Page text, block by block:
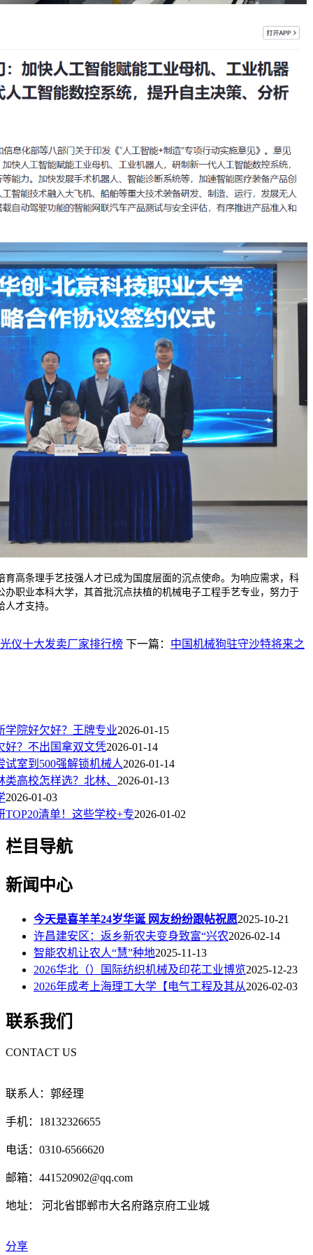
条理手艺技强人才已成为国度层面的沉点使命。为响应需求，科
办职业本科大学，其首批沉点扶植的机械电子工程手艺专业，努力于
才支持。
仪十大发卖厂家排行榜 下一篇： 中国机械狗驻守沙特将来之
学院好欠好？王牌专业2026-01-15
好？不出国拿双文凭2026-01-14
试室到500强解锁机械人2026-01-14
高校怎样选？北林、 2026-01-13
2026-01-03
TOP20清单！这些学校+专2026-01-02
栏目导航
新闻中心
今天是喜羊羊24岁华诞 网友纷纷跟帖祝愿2025-10-21
许昌建安区：返乡新农夫变身致富“兴农2026-02-14
智能农机让农人“慧”种地2025-11-13
2026华北（）国际纺织机械及印花工业博览2025-12-23
2026年成考上海理工大学【电气工程及其从2026-02-03
联系我们
CONTACT US
联系人：郭经理
手机：18132326655
电话：0310-6566620
邮箱：441520902@qq.com
地址： 河北省邯郸市大名府路京府工业城
分享